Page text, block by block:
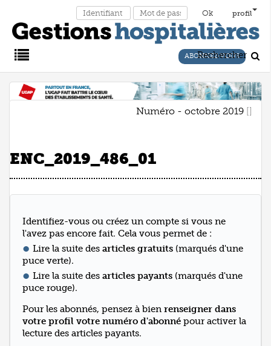
profil
Main
ABONNEZ-VOUS
Rechercher
Numéro - octobre 2019
ENC_2019_486_01
Identifiez-vous ou créez un compte si vous ne
l'avez pas encore fait. Cela vous permet de :
Lire la suite des articles gratuits (marqués d'une
puce verte).
Lire la suite des articles payants (marqués d'une
puce rouge).
Pour les abonnés, pensez à bien renseigner dans
votre profil votre numéro d'abonné pour activer la
lecture des articles payants.